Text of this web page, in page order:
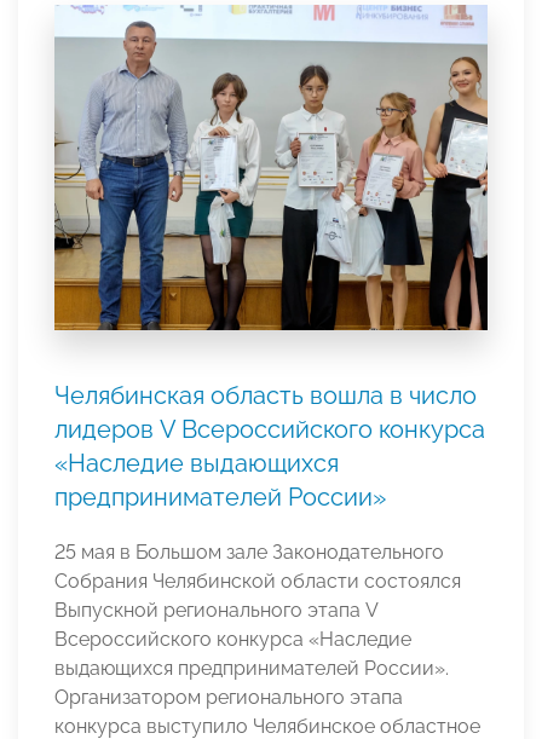
Челябинская область вошла в число
лидеров V Всероссийского конкурса
«Наследие выдающихся
предпринимателей России»
25 мая в Большом зале Законодательного
Собрания Челябинской области состоялся
Выпускной регионального этапа V
Всероссийского конкурса «Наследие
выдающихся предпринимателей России».
Организатором регионального этапа
конкурса выступило Челябинское областное